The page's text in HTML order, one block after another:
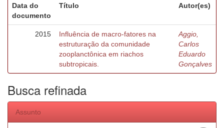
Data do
documento
Título Autor(es)
2015
Influência de macro-fatores na
estruturação da comunidade
zooplanctônica em riachos
subtropicais.
Aggio,
Carlos
Eduardo
Gonçalves
Busca refinada
Assunto